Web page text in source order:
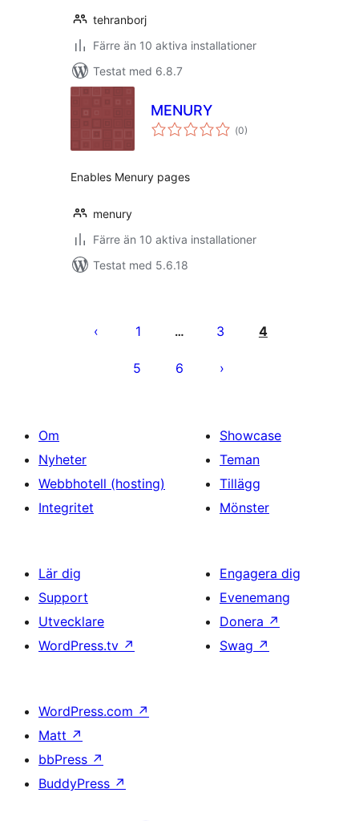
tehranborj
Färre än 10 aktiva installationer
Testat med 6.8.7
MENURY
(Totalt
antal
0)
Enables Menury pages
menury
Färre än 10 aktiva installationer
Testat med 5.6.18
för
1 … 3 4
5 6
Om
Nyheter
Webbhotell (hosting)
Integritet
Showcase
Teman
Tillägg
Mönster
Lär dig
Support
Utvecklare
WordPress.tv ↗
Engagera dig
Evenemang
Donera ↗
Swag ↗
WordPress.com ↗
Matt ↗
bbPress ↗
BuddyPress ↗